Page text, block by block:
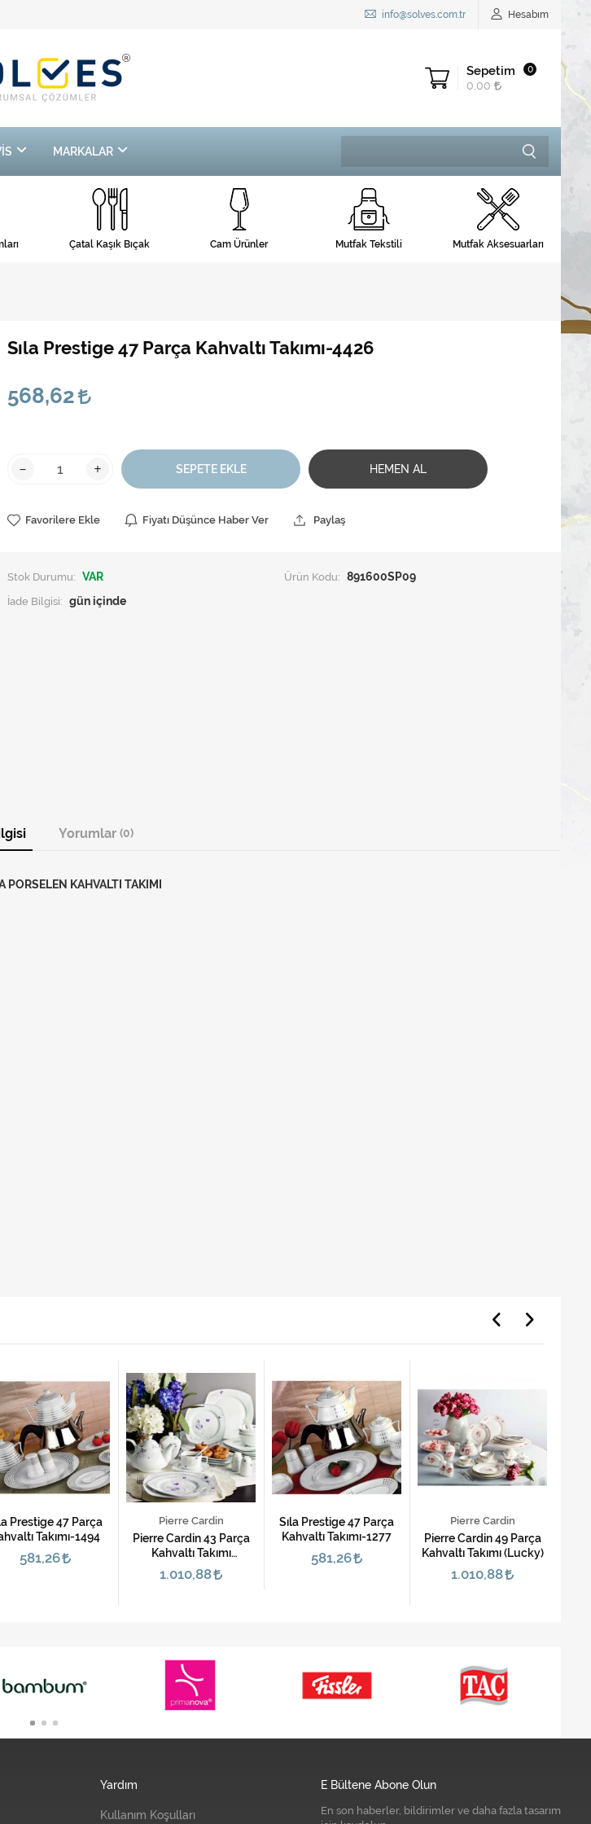
info@solves.com.tr Hesabım
Sepetim 0
0,00
MARKALAR
Çatal Kaşık Bıçak Cam Ürünler Mutfak Tekstili Mutfak Aksesuarları
Sıla Prestige 47 Parça Kahvaltı Takımı-4426
568,62
- + SEPETE EKLE HEMEN AL
Favorilere Ekle Fiyatı Düşünce Haber Ver Paylaş
Stok Durumu: VAR Ürün Kodu: 891600SP09
İade Bilgisi:
Yorumlar (0)
PORSELEN KAHVALTI TAKIMI
Prestige 47 Parça
Takımı-1494
581,26
Pierre Cardin
Pierre Cardin 43 Parça
Kahvaltı Takımı
(Butterfly Dream)
1.010,88
Sıla Prestige 47 Parça
Kahvaltı Takımı-1277
581,26
Pierre Cardin
Pierre Cardin 49 Parça
Kahvaltı Takımı (Lucky)
1.010,88
E Bültene Abone Olun
En son haberler, bildirimler ve daha fazla tasarım
Yardım
Kullanım Koşulları